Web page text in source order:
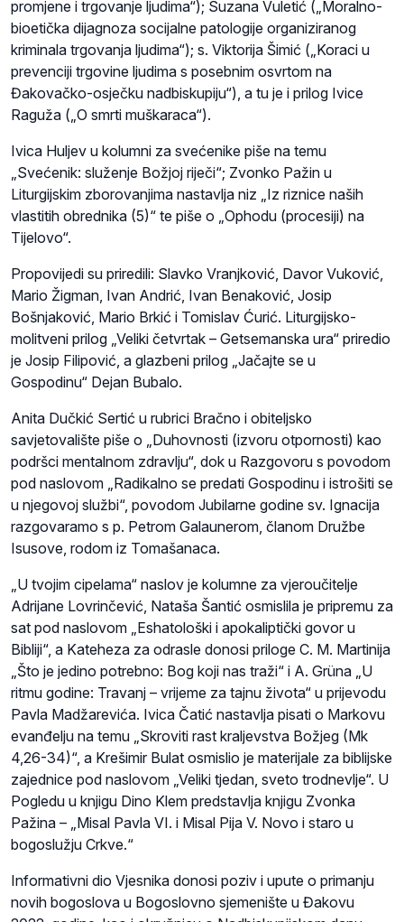
promjene i trgovanje ljudima“); Suzana Vuletić („Moralno-
bioetička dijagnoza socijalne patologije organiziranog
kriminala trgovanja ljudima“); s. Viktorija Šimić („Koraci u
prevenciji trgovine ljudima s posebnim osvrtom na
Đakovačko-osječku nadbiskupiju“), a tu je i prilog Ivice
Raguža („O smrti muškaraca“).
Ivica Huljev u kolumni za svećenike piše na temu
„Svećenik: služenje Božjoj riječi“; Zvonko Pažin u
Liturgijskim zborovanjima nastavlja niz „Iz riznice naših
vlastitih obrednika (5)“ te piše o „Ophodu (procesiji) na
Tijelovo“.
Propovijedi su priredili: Slavko Vranjković, Davor Vuković,
Mario Žigman, Ivan Andrić, Ivan Benaković, Josip
Bošnjaković, Mario Brkić i Tomislav Ćurić. Liturgijsko-
molitveni prilog „Veliki četvrtak – Getsemanska ura“ priredio
je Josip Filipović, a glazbeni prilog „Jačajte se u
Gospodinu“ Dejan Bubalo.
Anita Dučkić Sertić u rubrici Bračno i obiteljsko
savjetovalište piše o „Duhovnosti (izvoru otpornosti) kao
podršci mentalnom zdravlju“, dok u Razgovoru s povodom
pod naslovom „Radikalno se predati Gospodinu i istrošiti se
u njegovoj službi“, povodom Jubilarne godine sv. Ignacija
razgovaramo s p. Petrom Galaunerom, članom Družbe
Isusove, rodom iz Tomašanaca.
„U tvojim cipelama“ naslov je kolumne za vjeroučitelje
Adrijane Lovrinčević, Nataša Šantić osmislila je pripremu za
sat pod naslovom „Eshatološki i apokaliptički govor u
Bibliji“, a Kateheza za odrasle donosi priloge C. M. Martinija
„Što je jedino potrebno: Bog koji nas traži“ i A. Grüna „U
ritmu godine: Travanj – vrijeme za tajnu života“ u prijevodu
Pavla Madžarevića. Ivica Čatić nastavlja pisati o Markovu
evanđelju na temu „Skroviti rast kraljevstva Božjeg (Mk
4,26-34)“, a Krešimir Bulat osmislio je materijale za biblijske
zajednice pod naslovom „Veliki tjedan, sveto trodnevlje“. U
Pogledu u knjigu Dino Klem predstavlja knjigu Zvonka
Pažina – „Misal Pavla VI. i Misal Pija V. Novo i staro u
bogoslužju Crkve.“
Informativni dio Vjesnika donosi poziv i upute o primanju
novih bogoslova u Bogoslovno sjemenište u Đakovu